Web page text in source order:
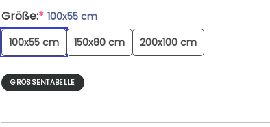
Größe:* 100x55 cm
100x55 cm
150x80 cm 200x100 cm
GRÖSSENTABELLE